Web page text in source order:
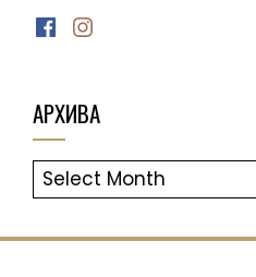
Facebook
Instagram
АРХИВА
АРХИВА